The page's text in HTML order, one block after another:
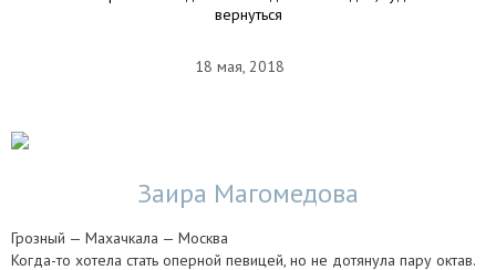
вернуться
18 мая, 2018
Заира Магомедова
Грозный — Махачкала — Москва
Когда-то хотела стать оперной певицей, но не дотянула пару октав.